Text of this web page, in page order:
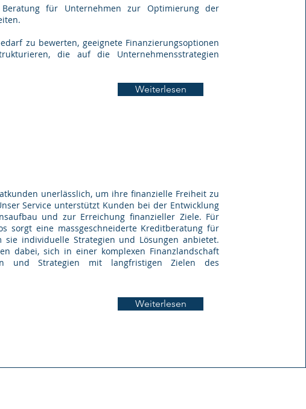
für Unternehmen zur Optimierung der
zu bewerten, geeignete Finanzierungsoptionen
die auf die Unternehmensstrategien
Weiterlesen
unerlässlich, um ihre finanzielle Freiheit zu
Service unterstützt Kunden bei der Entwicklung
und zur Erreichung finanzieller Ziele. Für
sorgt eine massgeschneiderte Kreditberatung für
individuelle Strategien und Lösungen anbietet.
dabei, sich in einer komplexen Finanzlandschaft
und Strategien mit langfristigen Zielen des
Weiterlesen